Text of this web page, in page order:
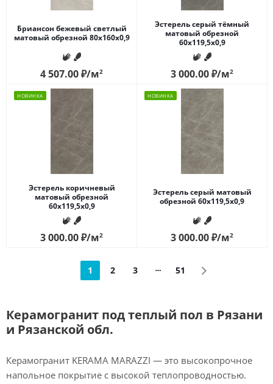
Бриансон бежевый светлый
матовый обрезной 80x160x0,9
4 507.00₽/м2
Эстерель серый тёмный
матовый обрезной
60x119,5x0,9
3 000.00₽/м2
НОВИНКА
Эстерель коричневый
матовый обрезной
60x119,5x0,9
3 000.00₽/м2
НОВИНКА
Эстерель серый матовый
обрезной 60x119,5x0,9
3 000.00₽/м2
1 2 3 51
Керамогранит под теплый пол в Рязани
и Рязанской обл.
Керамогранит KERAMA MARAZZI — это высокопрочное
напольное покрытие с высокой теплопроводностью.